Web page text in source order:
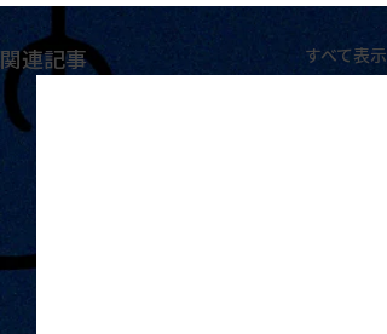
関連記事 すべて表示